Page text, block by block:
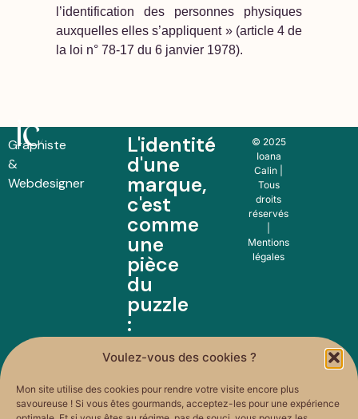
Voulez-vous des cookies ?
Mon site utilise des cookies pour rendre votre visite encore plus
savoureuse ! Si vous êtes gourmands, acceptez-les pour une expérience
l’identification des personnes physiques
auxquelles elles s’appliquent » (article 4 de
la loi n° 78-17 du 6 janvier 1978).
Graphiste
&
Webdesigner
L'identité
d'une
marque,
c'est
comme
une
pièce
du
puzzle
:
essentielle
pour
révéler
l'image
© 2025
Ioana
Calin |
Tous
droits
réservés
Mentions
légales